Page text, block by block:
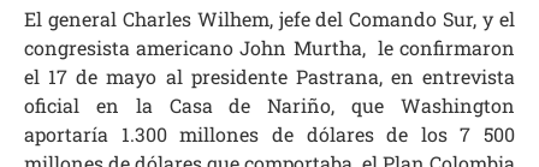
El general Charles Wilhem, jefe del Comando Sur, y el
congresista americano John Murtha, le confirmaron
el 17 de mayo al presidente Pastrana, en entrevista
oficial en la Casa de Nariño, que Washington
aportaría 1.300 millones de dólares de los 7 500